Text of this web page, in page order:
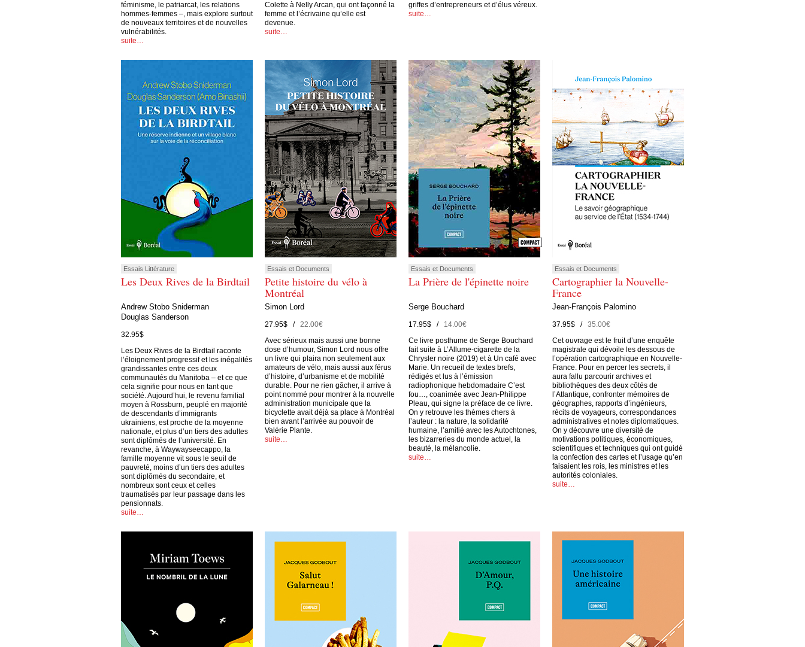
féminisme, le patriarcat, les relations
hommes-femmes –, mais explore surtout
de nouveaux territoires et de nouvelles
vulnérabilités.
suite…
Colette à Nelly Arcan, qui ont façonné la
femme et l’écrivaine qu’elle est
devenue.
suite…
griffes d’entrepreneurs et d’élus véreux.
suite…
Essais Littérature
Les Deux Rives de la Birdtail
Andrew Stobo Sniderman
Douglas Sanderson
32.95$
Les Deux Rives de la Birdtail raconte
l’éloignement progressif et les inégalités
grandissantes entre ces deux
communautés du Manitoba – et ce que
cela signifie pour nous en tant que
société. Aujourd’hui, le revenu familial
moyen à Rossburn, peuplé en majorité
de descendants d’immigrants
ukrainiens, est proche de la moyenne
nationale, et plus d’un tiers des adultes
sont diplômés de l’université. En
revanche, à Waywayseecappo, la
famille moyenne vit sous le seuil de
pauvreté, moins d’un tiers des adultes
sont diplômés du secondaire, et
nombreux sont ceux et celles
traumatisés par leur passage dans les
pensionnats.
suite…
Essais et Documents
Petite histoire du vélo à
Montréal
Simon Lord
27.95$ /22.00€
Avec sérieux mais aussi une bonne
dose d’humour, Simon Lord nous offre
un livre qui plaira non seulement aux
amateurs de vélo, mais aussi aux férus
d’histoire, d’urbanisme et de mobilité
durable. Pour ne rien gâcher, il arrive à
point nommé pour montrer à la nouvelle
administration municipale que la
bicyclette avait déjà sa place à Montréal
bien avant l’arrivée au pouvoir de
Valérie Plante.
suite…
Essais et Documents
La Prière de l'épinette noire
Serge Bouchard
17.95$ /14.00€
Ce livre posthume de Serge Bouchard
fait suite à L’Allume-cigarette de la
Chrysler noire (2019) et à Un café avec
Marie. Un recueil de textes brefs,
rédigés et lus à l’émission
radiophonique hebdomadaire C’est
fou…, coanimée avec Jean-Philippe
Pleau, qui signe la préface de ce livre.
On y retrouve les thèmes chers à
l’auteur : la nature, la solidarité
humaine, l’amitié avec les Autochtones,
les bizarreries du monde actuel, la
beauté, la mélancolie.
suite…
Essais et Documents
Cartographier la Nouvelle-
France
Jean-François Palomino
37.95$ /35.00€
Cet ouvrage est le fruit d’une enquête
magistrale qui dévoile les dessous de
l’opération cartographique en Nouvelle-
France. Pour en percer les secrets, il
aura fallu parcourir archives et
bibliothèques des deux côtés de
l’Atlantique, confronter mémoires de
géographes, rapports d’ingénieurs,
récits de voyageurs, correspondances
administratives et notes diplomatiques.
On y découvre une diversité de
motivations politiques, économiques,
scientifiques et techniques qui ont guidé
la confection des cartes et l’usage qu’en
faisaient les rois, les ministres et les
autorités coloniales.
suite…